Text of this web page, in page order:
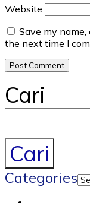
Website
Save my
the next time I
Cari
Cari
Categories